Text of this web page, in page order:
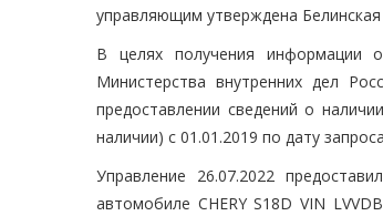
управляющим утверждена
В целях получения информации
Министерства внутренних дел
предоставлении сведений о
наличии) с 01.01.2019 по дату
Управление 26.07.2022
автомобиле CHERY S18D VIN